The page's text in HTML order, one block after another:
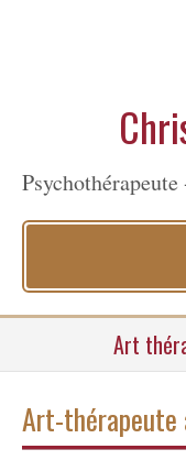
Art
Art-thérapeute